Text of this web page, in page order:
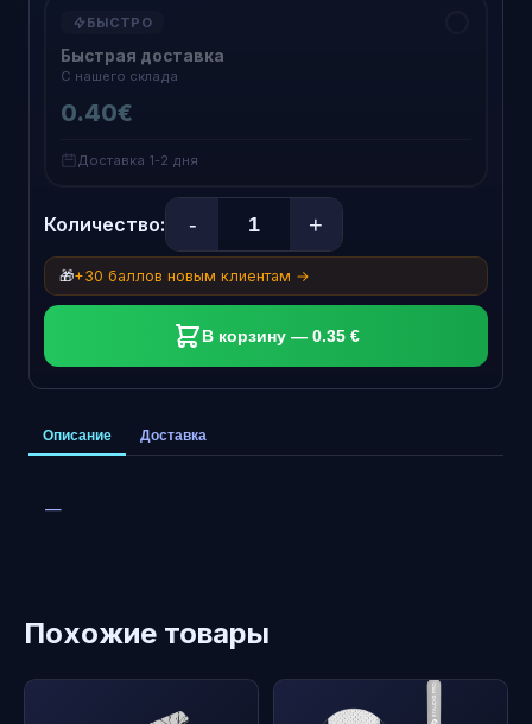
БЫСТРО
Быстрая доставка
С нашего склада
0.40€
Доставка 1-2 дня
Количество: - +
🎁+30 баллов новым клиентам →
В корзину — 0.35 €
Описание Доставка
—
Похожие товары